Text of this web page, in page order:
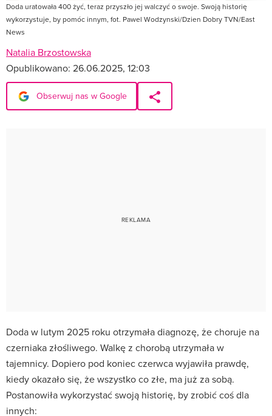
Doda uratowała 400 żyć, teraz przyszło jej walczyć o swoje. Swoją historię
wykorzystuje, by pomóc innym, fot. Pawel Wodzynski/Dzien Dobry TVN/East
News
Natalia Brzostowska
Opublikowano: 26.06.2025, 12:03
Obserwuj nas w Google
Doda w lutym 2025 roku otrzymała diagnozę, że choruje na
czerniaka złośliwego. Walkę z chorobą utrzymała w
tajemnicy. Dopiero pod koniec czerwca wyjawiła prawdę,
kiedy okazało się, że wszystko co złe, ma już za sobą.
Postanowiła wykorzystać swoją historię, by zrobić coś dla
innych: